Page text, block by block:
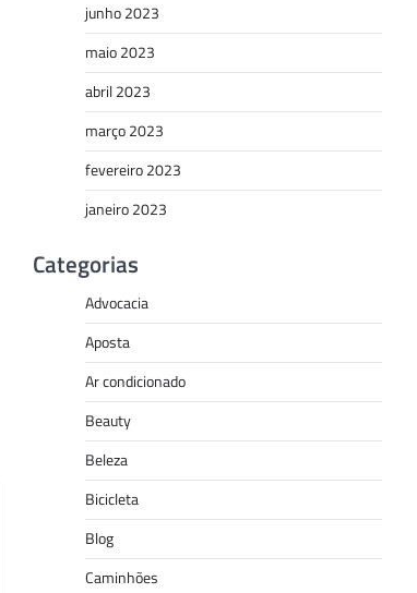
junho 2023
maio 2023
abril 2023
março 2023
fevereiro 2023
janeiro 2023
Categorias
Advocacia
Aposta
Ar condicionado
Beauty
Beleza
Bicicleta
Blog
Caminhões